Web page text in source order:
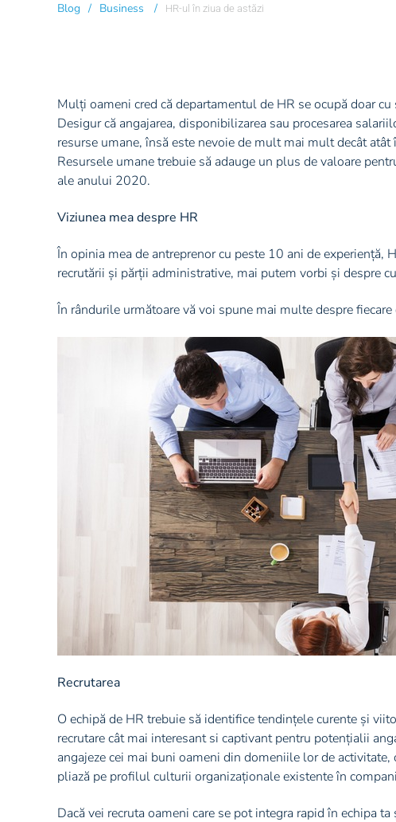
Blog / Business / HR-ul în ziua de astăzi
Mulți oameni cred că departamentul de HR se ocupă doar
Desigur că angajarea, disponibilizarea sau procesarea
resurse umane, însă este nevoie de mult mai mult decât
Resursele umane trebuie să adauge un plus de valoare
ale anului 2020.
Viziunea mea despre HR
În opinia mea de antreprenor cu peste 10 ani de experiență,
recrutării și părții administrative, mai putem vorbi și despre
În rândurile următoare vă voi spune mai multe despre
Recrutarea
O echipă de HR trebuie să identifice tendințele curente și
recrutare cât mai interesant si captivant pentru potențialii
angajeze cei mai buni oameni din domeniile lor de activitate,
pliază pe profilul culturii organizaționale existente în
Dacă vei recruta oameni care se pot integra rapid în echipa